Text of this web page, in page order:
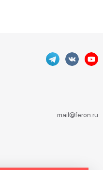
mail@feron.ru